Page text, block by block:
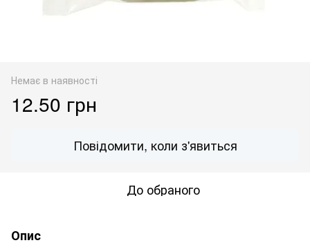
Немає в наявності
12.50 грн
Повідомити, коли з'явиться
До обраного
Опис